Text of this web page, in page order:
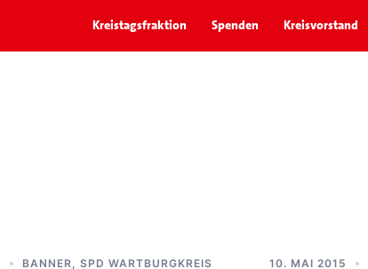
Kreistagsfraktion Spenden Kreisvorstand
BANNER SPD WARTBURGKREIS 10. MAI 2015